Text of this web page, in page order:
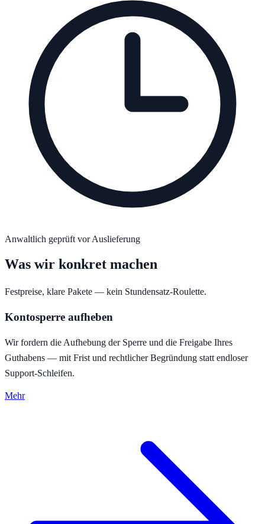
Anwaltlich geprüft vor Auslieferung
Was wir konkret machen
Festpreise, klare Pakete — kein Stundensatz-Roulette.
Kontosperre aufheben
Wir fordern die Aufhebung der Sperre und die Freigabe Ihres
Guthabens — mit Frist und rechtlicher Begründung statt endloser
Support-Schleifen.
Mehr